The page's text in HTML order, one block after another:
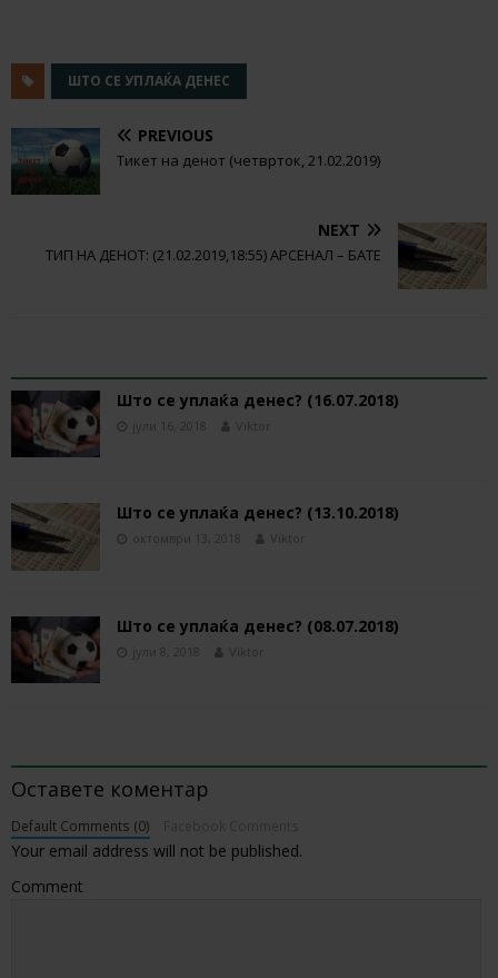
ШТО СЕ УПЛАЌА ДЕНЕС
PREVIOUS
Тикет на денот (четврток, 21.02.2019)
NEXT
ТИП НА ДЕНОТ: (21.02.2019,18:55) АРСЕНАЛ – БАТЕ
Што се уплаќа денес? (16.07.2018)
јули 16, 2018 Viktor
Што се уплаќа денес? (13.10.2018)
октомври 13, 2018 Viktor
Што се уплаќа денес? (08.07.2018)
јули 8, 2018 Viktor
Оставете коментар
Default Comments (0)
Your email address will not be published.
Comment